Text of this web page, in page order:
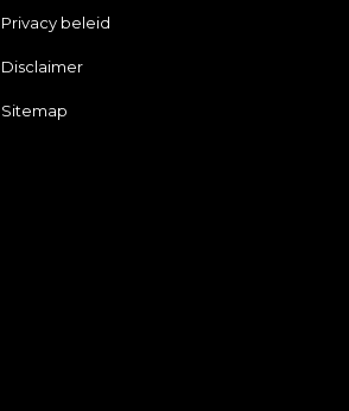
Privacy beleid
Disclaimer
Sitemap